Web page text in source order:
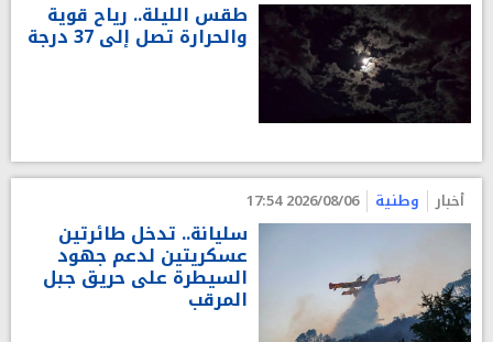
طقس الليلة.. رياح قوية
والحرارة تصل إلى 37 درجة
أخبار وطنية 2026/08/06 17:54
سليانة.. تدخل طائرتين
عسكريتين لدعم جهود
السيطرة على حريق جبل
المرقب